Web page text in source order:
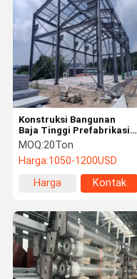
Konstruksi Bangunan
Baja Tinggi Prefabrikasi
Konstruksi Struktur Baja
MOQ:20Ton
Harga:1050-1200USD
Harga
Kontak